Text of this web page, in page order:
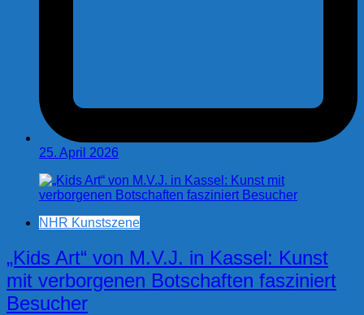
25. April 2026
NHR Kunstszene
„Kids Art“ von M.V.J. in Kassel: Kunst
mit verborgenen Botschaften fasziniert
Besucher